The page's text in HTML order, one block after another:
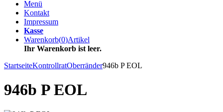
Menü
Kontakt
Impressum
Kasse
Warenkorb(0)Artikel
Ihr Warenkorb ist leer.
StartseiteKontrollratOberränder946b P EOL
946b P EOL